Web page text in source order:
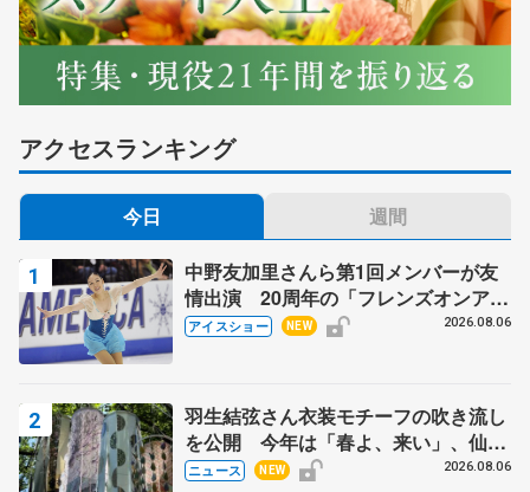
アクセスランキング
今日 週間
中野友加里さんら第1回メンバーが友
情出演 20周年の「フレンズオンアイ
ス」 宮本賢二さん、有川梨絵さん、
アイスショー NEW 2026.08.06
羽生結弦さん衣装モチーフの吹き流し
を公開 今年は「春よ、来い」、仙台
の瑞鳳殿
ニュース NEW 2026.08.06